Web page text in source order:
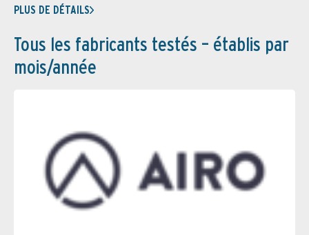
PLUS DE DÉTAILS
Tous les fabricants testés – établis par
mois/année